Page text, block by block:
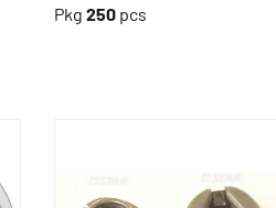
Pkg 250 pcs